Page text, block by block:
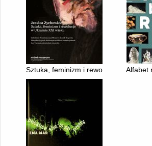
Sztuka, feminizm i rewolucje w Alfabet